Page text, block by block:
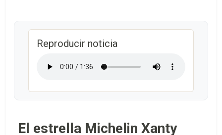
Reproducir noticia
El estrella Michelin Xanty